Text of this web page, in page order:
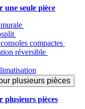
seule pièce
compactes
réversible
plusieurs pièces
plusieurs pièces